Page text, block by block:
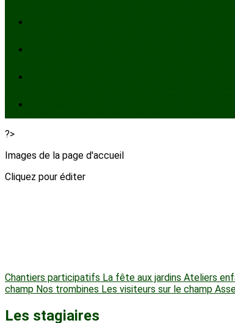
?>
Images de la page d'accueil
Cliquez pour éditer
Chantiers participatifs La fête aux jardins Ateliers
champ Nos trombines Les visiteurs sur le champ
Les stagiaires